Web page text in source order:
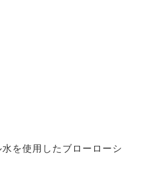
を使用したブローローシ